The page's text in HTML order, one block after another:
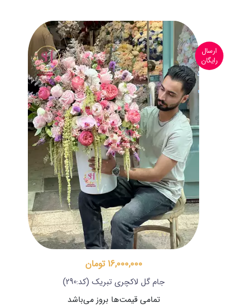
ارسال
رایگان
16,000,000 تومان
جام گل لاکچری تبریک (کد:290)
تمامی قیمت‌ها بروز می‌باشد